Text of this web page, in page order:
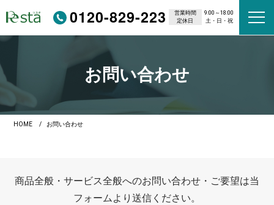
0120-829-223 営業時間
9:00～18:00
定休日
土・日・祝
お問い合わせ
HOME お問い合わせ
商品全般・サービス全般へのお問い合わせ・ご要望は当
フォームより送信ください。